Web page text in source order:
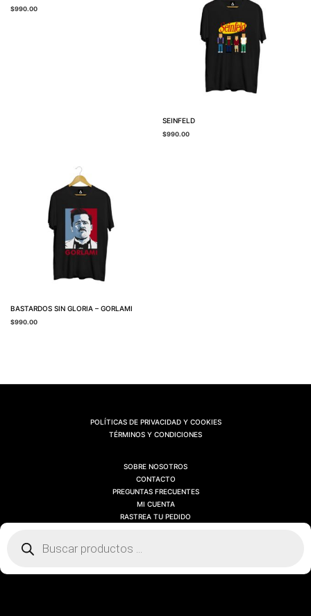
$990.00
SEINFELD
$990.00
BASTARDOS SIN GLORIA – GORLAMI
$990.00
POLÍTICAS DE PRIVACIDAD Y COOKIES
TÉRMINOS Y CONDICIONES
SOBRE NOSOTROS
CONTACTO
PREGUNTAS FRECUENTES
MI CUENTA
RASTREA TU PEDIDO
Búsqueda